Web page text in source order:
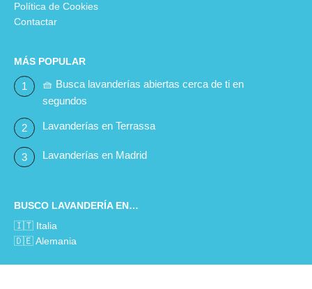
Política de Cookies
Contactar
MÁS POPULAR
🧺 Busca lavanderías abiertas cerca de ti en
segundos
Lavanderías en Terrassa
Lavanderías en Madrid
BUSCO LAVANDERÍA EN…
🇮🇹 Italia
🇩🇪 Alemania